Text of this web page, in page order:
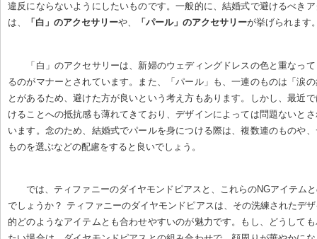
違反にならないようにしたいものです。一般的に、結婚式で避けるべき
は、
「白」のアクセサリーや、 「パール」のアクセサリーが挙げられます
「白」のアクセサリーは、新婦のウェディングドレスの色と重なっ
るのがマナーとされています。また、「パール」も、一連のものは「涙
とがあるため、避けた方が良いという考え方もあります。しかし、最近
けることへの抵抗感も薄れてきており、デザインによっては問題ないと
います。念のため、結婚式でパールを身につける際は、複数連のものや
ものを選ぶなどの配慮をすると良いでしょう。
では、ティファニーのダイヤモンドピアスと、これらのNGアイテム
でしょうか？ ティファニーのダイヤモンドピアスは、その洗練されたデ
的どのようなアイテムとも合わせやすいのが魅力です。もし、どうして